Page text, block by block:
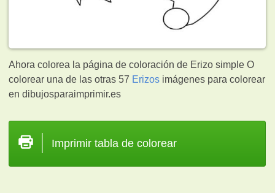
Ahora colorea la página de coloración de Erizo simple O
colorear una de las otras 57 Erizos imágenes para colorear
en dibujosparaimprimir.es
Imprimir tabla de colorear